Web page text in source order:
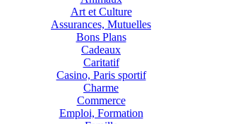
Art et Culture
Assurances, Mutuelles
Bons Plans
Cadeaux
Caritatif
Casino, Paris sportif
Charme
Commerce
Emploi, Formation